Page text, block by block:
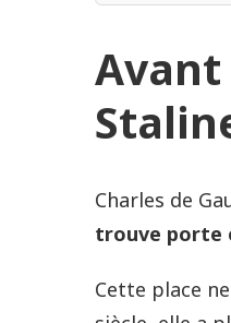
Charles de
trouve porte
Cette place